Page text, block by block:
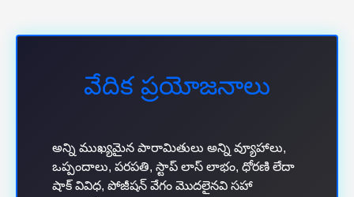
వేదిక ప్రయోజనాలు
అన్ని ముఖ్యమైన పారామితులు అన్ని వ్యూహాలు,
ఒప్పందాలు, పరపతి, స్టాప్ లాస్ లాభం, ధోరణి లేదా
షాక్ వివిధ, పోజీషన్ వేగం మొదలైనవి సహా